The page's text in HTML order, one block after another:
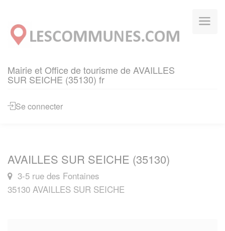
Mairie et Office de tourisme de AVAILLES
SUR SEICHE (35130) fr
Se connecter
AVAILLES SUR SEICHE (35130)
3-5 rue des Fontaines
35130 AVAILLES SUR SEICHE